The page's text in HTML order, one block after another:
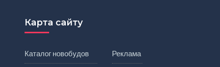
Карта сайту
Каталог новобудов Реклама